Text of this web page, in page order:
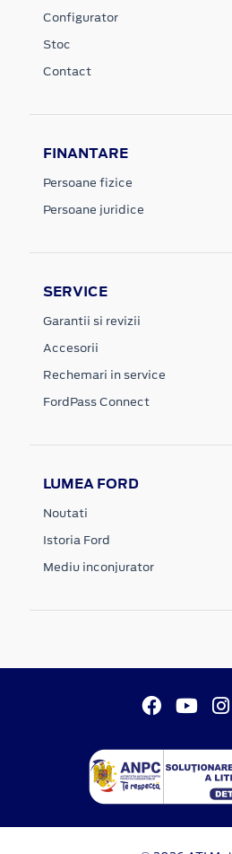
Configurator
Stoc
Contact
FINANTARE
Persoane fizice
Persoane juridice
SERVICE
Garantii si revizii
Accesorii
Rechemari in service
FordPass Connect
LUMEA FORD
Noutati
Istoria Ford
Mediu inconjurator